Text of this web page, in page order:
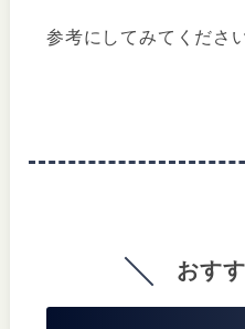
参考にしてみてくださ
おす